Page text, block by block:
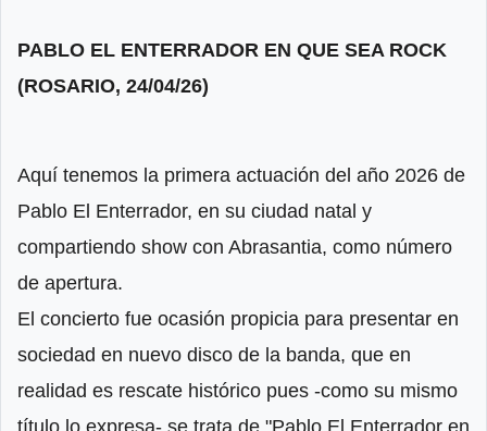
PABLO EL ENTERRADOR EN QUE SEA ROCK
(ROSARIO, 24/04/26)
Aquí tenemos la primera actuación del año 2026 de
Pablo El Enterrador, en su ciudad natal y
compartiendo show con Abrasantia, como número
de apertura.
El concierto fue ocasión propicia para presentar en
sociedad en nuevo disco de la banda, que en
realidad es rescate histórico pues -como su mismo
título lo expresa- se trata de "Pablo El Enterrador en